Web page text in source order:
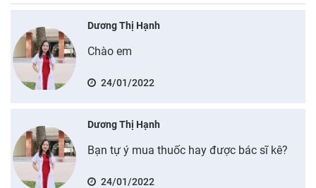
Dương Thị Hạnh
Chào em
24/01/2022
Dương Thị Hạnh
Bạn tự ý mua thuốc hay được bác sĩ kê?
24/01/2022